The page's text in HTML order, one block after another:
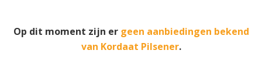
Op dit moment zijn er geen aanbiedingen bekend
van Kordaat Pilsener.